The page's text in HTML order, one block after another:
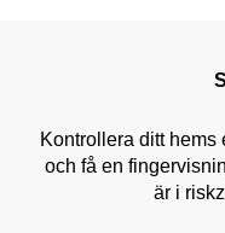
Kontrollera ditt
och få en
är i